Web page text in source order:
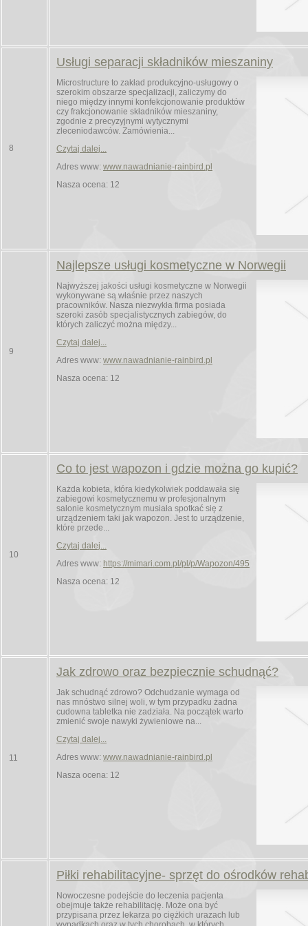
8
Usługi separacji składników mieszaniny
Microstructure to zakład produkcyjno-usługowy o
szerokim obszarze specjalizacji, zaliczymy do
niego między innymi konfekcjonowanie produktów
czy frakcjonowanie składników mieszaniny,
zgodnie z precyzyjnymi wytycznymi
zleceniodawców. Zamówienia...
Czytaj dalej...
Adres www: www.nawadnianie-rainbird.pl
Nasza ocena: 12
9
Najlepsze usługi kosmetyczne w Norwegii
Najwyższej jakości usługi kosmetyczne w Norwegii
wykonywane są właśnie przez naszych
pracowników. Nasza niezwykła firma posiada
szeroki zasób specjalistycznych zabiegów, do
których zaliczyć można między...
Czytaj dalej...
Adres www: www.nawadnianie-rainbird.pl
Nasza ocena: 12
10
Co to jest wapozon i gdzie można go kupić?
Każda kobieta, która kiedykolwiek poddawała się
zabiegowi kosmetycznemu w profesjonalnym
salonie kosmetycznym musiała spotkać się z
urządzeniem taki jak wapozon. Jest to urządzenie,
które przede...
Czytaj dalej...
Adres www: https://mimari.com.pl/pl/p/Wapozon/495
Nasza ocena: 12
11
Jak zdrowo oraz bezpiecznie schudnąć?
Jak schudnąć zdrowo? Odchudzanie wymaga od
nas mnóstwo silnej woli, w tym przypadku żadna
cudowna tabletka nie zadziała. Na początek warto
zmienić swoje nawyki żywieniowe na...
Czytaj dalej...
Adres www: www.nawadnianie-rainbird.pl
Nasza ocena: 12
Piłki rehabilitacyjne- sprzęt do ośrodków
Nowoczesne podejście do leczenia pacjenta
obejmuje także rehabilitację. Może ona być
przypisana przez lekarza po ciężkich urazach lub